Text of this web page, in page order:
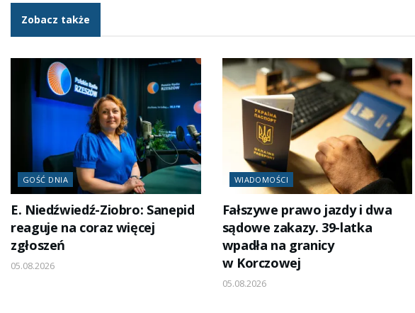
Zobacz także
GOŚĆ DNIA
E. Niedźwiedź-Ziobro: Sanepid
reaguje na coraz więcej
zgłoszeń
05.08.2026
WIADOMOŚCI
Fałszywe prawo jazdy i dwa
sądowe zakazy. 39-latka
wpadła na granicy
w Korczowej
05.08.2026